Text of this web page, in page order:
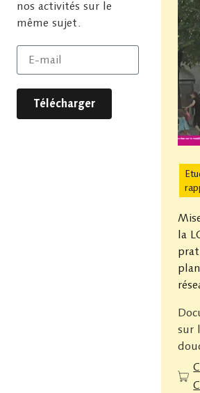
nos activités sur le
même sujet.
Télécharger
la
sur